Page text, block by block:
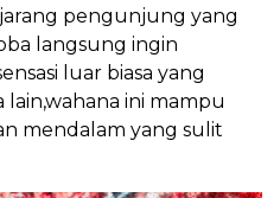
pengunjung yang
langsung ingin
luar biasa yang
ini mampu
mendalam yang sulit